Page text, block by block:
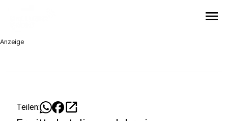
menu
Anzeige
Teilen: open_in_new